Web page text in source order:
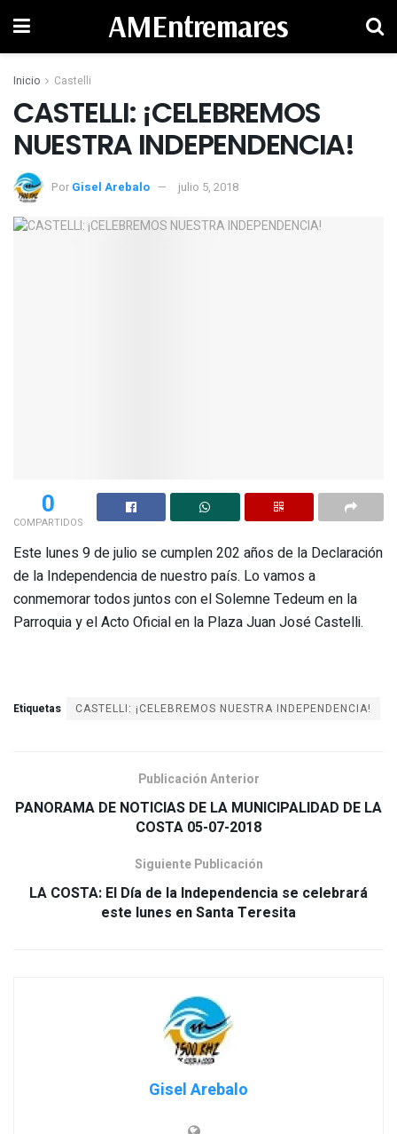
AMEntremares
Inicio Castelli
CASTELLI: ¡CELEBREMOS
NUESTRA INDEPENDENCIA!
Por Gisel Arebalo julio 5, 2018
0
COMPARTIDOS
Este lunes 9 de julio se cumplen 202 años de la Declaración
de la Independencia de nuestro país. Lo vamos a
conmemorar todos juntos con el Solemne Tedeum en la
Parroquia y el Acto Oficial en la Plaza Juan José Castelli.
Etiquetas CASTELLI: ¡CELEBREMOS NUESTRA INDEPENDENCIA!
Publicación Anterior
PANORAMA DE NOTICIAS DE LA MUNICIPALIDAD DE LA
COSTA 05-07-2018
Siguiente Publicación
LA COSTA: El Día de la Independencia se celebrará
este lunes en Santa Teresita
Gisel Arebalo